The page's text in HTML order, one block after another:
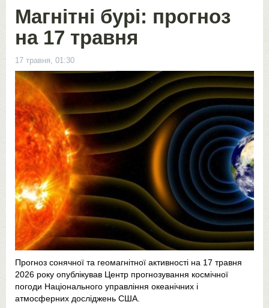
Магнітні бурі: прогноз
на 17 травня
17 травня, 01:30
Прогноз сонячної та геомагнітної активності на 17 травня
2026 року опублікував Центр прогнозування космічної
погоди Національного управління океанічних і
атмосферних досліджень США.